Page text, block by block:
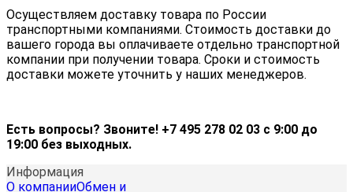
Осуществляем доставку товара по России
транспортными компаниями. Стоимость доставки до
вашего города вы оплачиваете отдельно транспортной
компании при получении товара. Сроки и стоимость
доставки можете уточнить у наших менеджеров.
Есть вопросы? Звоните! +7 495 278 02 03 с 9:00 до
19:00 без выходных.
Информация
О компанииОбмен и